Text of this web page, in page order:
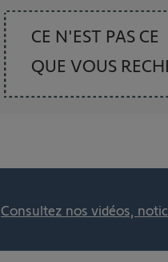
CE N'EST PAS CE
QUE VOUS
Consultez nos vidéos,